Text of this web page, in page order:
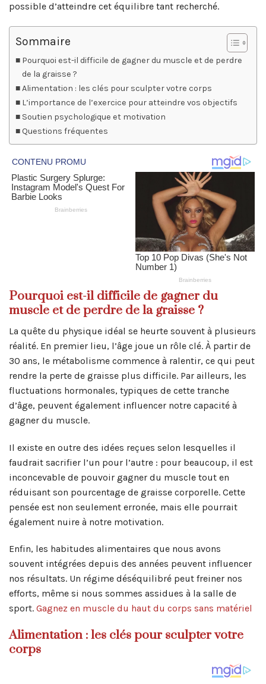
possible d’atteindre cet équilibre tant recherché.
Sommaire
Pourquoi est-il difficile de gagner du muscle et de perdre
de la graisse ?
Alimentation : les clés pour sculpter votre corps
L’importance de l’exercice pour atteindre vos objectifs
Soutien psychologique et motivation
Questions fréquentes
Pourquoi est-il difficile de gagner du
muscle et de perdre de la graisse ?
La quête du physique idéal se heurte souvent à plusieurs
réalité. En premier lieu, l’âge joue un rôle clé. À partir de
30 ans, le métabolisme commence à ralentir, ce qui peut
rendre la perte de graisse plus difficile. Par ailleurs, les
fluctuations hormonales, typiques de cette tranche
d’âge, peuvent également influencer notre capacité à
gagner du muscle.
Il existe en outre des idées reçues selon lesquelles il
faudrait sacrifier l’un pour l’autre : pour beaucoup, il est
inconcevable de pouvoir gagner du muscle tout en
réduisant son pourcentage de graisse corporelle. Cette
pensée est non seulement erronée, mais elle pourrait
également nuire à notre motivation.
Enfin, les habitudes alimentaires que nous avons
souvent intégrées depuis des années peuvent influencer
nos résultats. Un régime déséquilibré peut freiner nos
efforts, même si nous sommes assidues à la salle de
sport. Gagnez en muscle du haut du corps sans matériel
Alimentation : les clés pour sculpter votre
corps